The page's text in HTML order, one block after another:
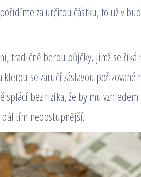
za určitou částku, to už v
tradičně berou půjčky, jimž se říká
se zaručí zástavou
bez rizika, že by mu
dál tím nedostupnější.